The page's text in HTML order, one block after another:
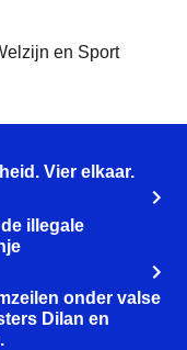
en Sport
Vier elkaar.
illegale
onder valse
Dilan en